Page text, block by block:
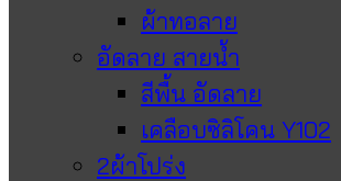
ผ้าทอลาย
อัดลาย สายน้ำ
สีพื้น อัดลาย
เคลือบซิลิโคน Y102
2ผ้าโปร่ง